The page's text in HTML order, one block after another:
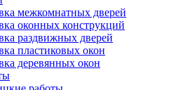
межкомнатных дверей
оконных конструкций
раздвижных дверей
пластиковых окон
деревянных окон